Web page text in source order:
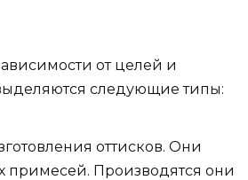
от целей и
следующие типы:
оттисков. Они
примесей. Производятся они